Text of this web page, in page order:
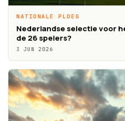
NATIONALE PLOEG
Nederlandse selectie voor
de 26 spelers?
3 JUN 2026